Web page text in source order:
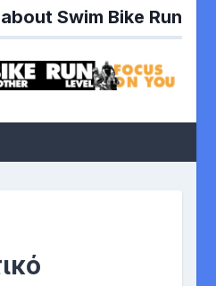
about Swim Bike Run